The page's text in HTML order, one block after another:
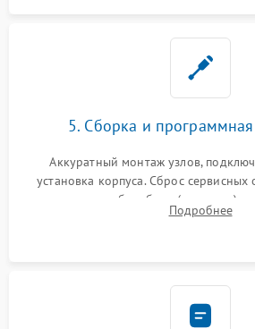
5. Сборка и
Аккуратный монтаж узлов,
установка корпуса. Сброс
счетчиков абсорбера (памперса)
обновление прошивки и программная
Подробнее